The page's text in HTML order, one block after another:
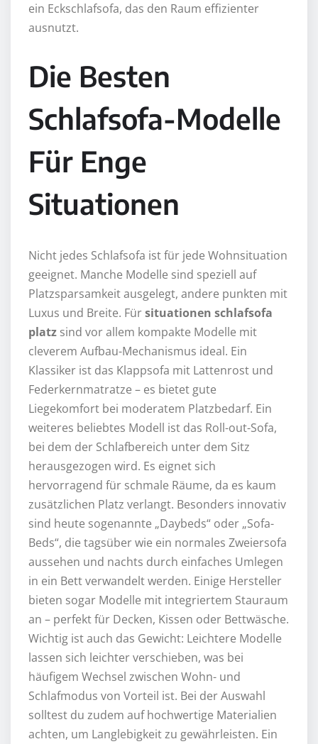
ein Eckschlafsofa, das den Raum effizienter
ausnutzt.
Die Besten
Schlafsofa-Modelle
Für Enge
Situationen
Nicht jedes Schlafsofa ist für jede Wohnsituation
geeignet. Manche Modelle sind speziell auf
Platzsparsamkeit ausgelegt, andere punkten mit
Luxus und Breite. Fürsituationen schlafsofa
platz sind vor allem kompakte Modelle mit
cleverem Aufbau-Mechanismus ideal. Ein
Klassiker ist das Klappsofa mit Lattenrost und
Federkernmatratze – es bietet gute
Liegekomfort bei moderatem Platzbedarf. Ein
weiteres beliebtes Modell ist das Roll-out-Sofa,
bei dem der Schlafbereich unter dem Sitz
herausgezogen wird. Es eignet sich
hervorragend für schmale Räume, da es kaum
zusätzlichen Platz verlangt. Besonders innovativ
sind heute sogenannte „Daybeds“ oder „Sofa-
Beds“, die tagsüber wie ein normales Zweiersofa
aussehen und nachts durch einfaches Umlegen
in ein Bett verwandelt werden. Einige Hersteller
bieten sogar Modelle mit integriertem Stauraum
an – perfekt für Decken, Kissen oder Bettwäsche.
Wichtig ist auch das Gewicht: Leichtere Modelle
lassen sich leichter verschieben, was bei
häufigem Wechsel zwischen Wohn- und
Schlafmodus von Vorteil ist. Bei der Auswahl
solltest du zudem auf hochwertige Materialien
achten, um Langlebigkeit zu gewährleisten. Ein